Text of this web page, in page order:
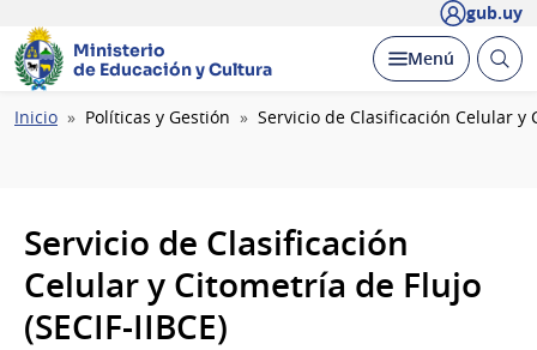
gub.uy
Ministerio
de Educación y Cultura
Desplegar
Menú Abrir
Ruta
Inicio Políticas y Gestión Servicio de Clasificación Celular y
Servicio de Clasificación
Celular y Citometría de Flujo
(SECIF-IIBCE)